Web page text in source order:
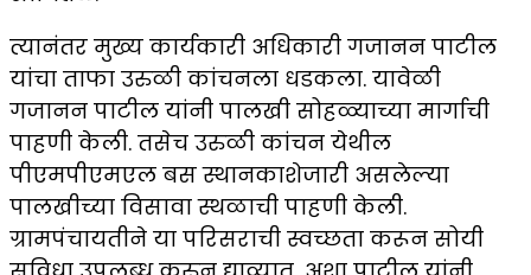
त्यानंतर मुख्य कार्यकारी अधिकारी गजानन पाटील
यांचा ताफा उरुळी कांचनला धडकला. यावेळी
गजानन पाटील यांनी पालखी सोहळ्याच्या मार्गाची
पाहणी केली. तसेच उरुळी कांचन येथील
पीएमपीएमएल बस स्थानकाशेजारी असलेल्या
पालखीच्या विसावा स्थळाची पाहणी केली.
ग्रामपंचायतीने या परिसराची स्वच्छता करून सोयी